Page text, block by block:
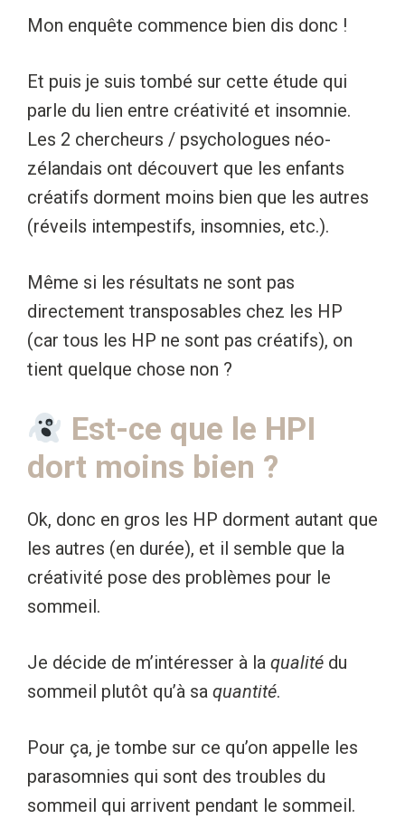
Mon enquête commence bien dis donc !
Et puis je suis tombé sur cette étude qui
parle du lien entre créativité et insomnie.
Les 2 chercheurs / psychologues néo-
zélandais ont découvert que les enfants
créatifs dorment moins bien que les autres
(réveils intempestifs, insomnies, etc.).
Même si les résultats ne sont pas
directement transposables chez les HP
(car tous les HP ne sont pas créatifs), on
tient quelque chose non ?
Est-ce que le HPI
dort moins bien ?
Ok, donc en gros les HP dorment autant que
les autres (en durée), et il semble que la
créativité pose des problèmes pour le
sommeil.
Je décide de m’intéresser à la qualité du
sommeil plutôt qu’à sa quantité.
Pour ça, je tombe sur ce qu’on appelle les
parasomnies qui sont des troubles du
sommeil qui arrivent pendant le sommeil.